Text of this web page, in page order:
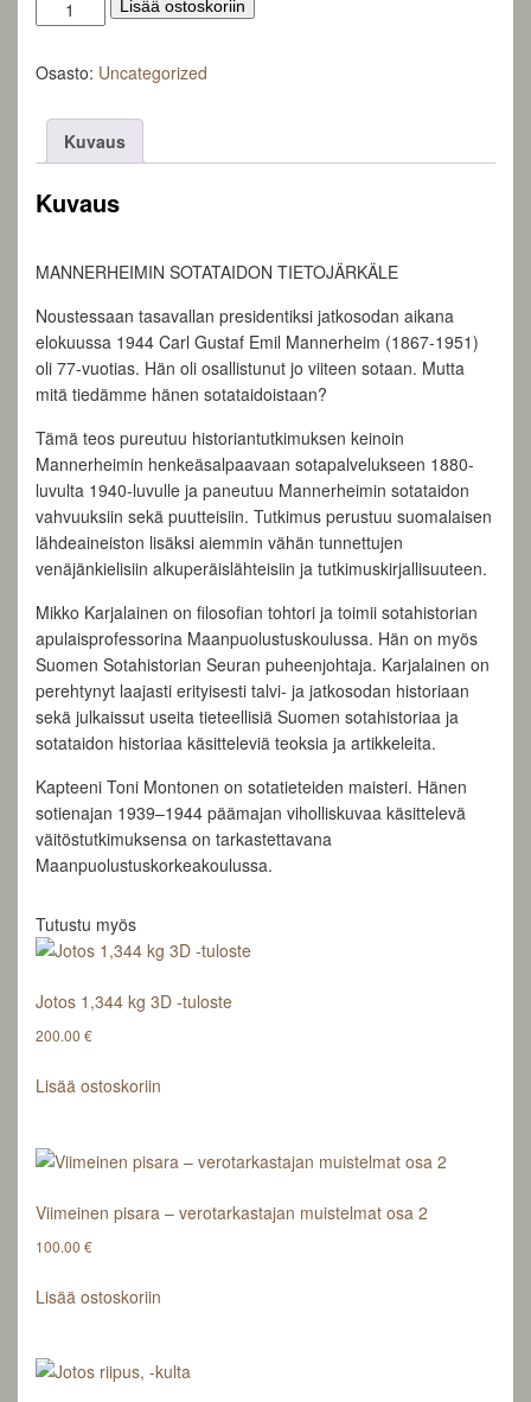
sotataito
Lisää ostoskoriin
Osasto: Uncategorized
Kuvaus
Kuvaus
MANNERHEIMIN SOTATAIDON TIETOJÄRKÄLE
Noustessaan tasavallan presidentiksi jatkosodan aikana
elokuussa 1944 Carl Gustaf Emil Mannerheim (1867-1951)
oli 77-vuotias. Hän oli osallistunut jo viiteen sotaan. Mutta
mitä tiedämme hänen sotataidoistaan?
Tämä teos pureutuu historiantutkimuksen keinoin
Mannerheimin henkeäsalpaavaan sotapalvelukseen 1880-
luvulta 1940-luvulle ja paneutuu Mannerheimin sotataidon
vahvuuksiin sekä puutteisiin. Tutkimus perustuu suomalaisen
lähdeaineiston lisäksi aiemmin vähän tunnettujen
venäjänkielisiin alkuperäislähteisiin ja tutkimuskirjallisuuteen.
Mikko Karjalainen on filosofian tohtori ja toimii sotahistorian
apulaisprofessorina Maanpuolustuskoulussa. Hän on myös
Suomen Sotahistorian Seuran puheenjohtaja. Karjalainen on
perehtynyt laajasti erityisesti talvi- ja jatkosodan historiaan
sekä julkaissut useita tieteellisiä Suomen sotahistoriaa ja
sotataidon historiaa käsitteleviä teoksia ja artikkeleita.
Kapteeni Toni Montonen on sotatieteiden maisteri. Hänen
sotienajan 1939–1944 päämajan viholliskuvaa käsittelevä
väitöstutkimuksensa on tarkastettavana
Maanpuolustuskorkeakoulussa.
Tutustu myös
Jotos 1,344 kg 3D -tuloste
200.00 €
Lisää ostoskoriin
Viimeinen pisara – verotarkastajan muistelmat osa 2
100.00 €
Lisää ostoskoriin